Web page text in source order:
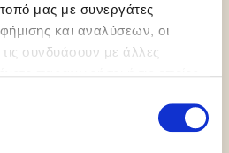
μας με συνεργάτες
και αναλύσεων, οι
συνδυάσουν με άλλες
Oil Free Gluten Free